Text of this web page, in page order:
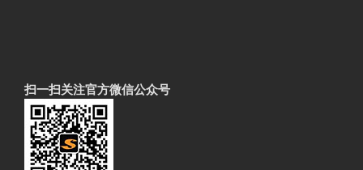
扫一扫关注官方微信公众号